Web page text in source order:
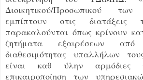
Διοικητικού/Προσωπικού
εμπίπτουν στις διατάξεις
παρακαλούνται όπως κρίνουν
ζητήματα εξαιρέσεων
διαθεσιμότητας υπαλλήλων
είναι καθ ύλην αρμόδιες
επικαιροποίηση των